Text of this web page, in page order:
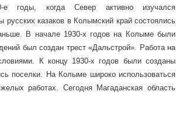
е годы, когда Север активно изучался
казаков в Колымский край состоялись
В начале 1930-х годов на Колыме были
был создан трест «Дальстрой». Работа на
К концу 1930-х годов были созданы
поселки. На Колыме широко использоваться
работах. Сегодня Магаданская область